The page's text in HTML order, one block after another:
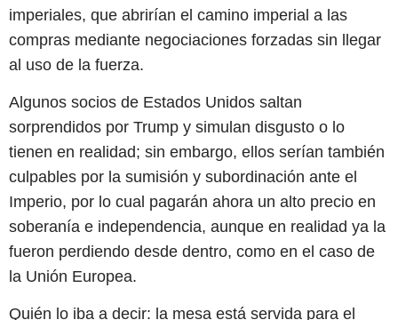
imperiales, que abrirían el camino imperial a las
compras mediante negociaciones forzadas sin llegar
al uso de la fuerza.
Algunos socios de Estados Unidos saltan
sorprendidos por Trump y simulan disgusto o lo
tienen en realidad; sin embargo, ellos serían también
culpables por la sumisión y subordinación ante el
Imperio, por lo cual pagarán ahora un alto precio en
soberanía e independencia, aunque en realidad ya la
fueron perdiendo desde dentro, como en el caso de
la Unión Europea.
Quién lo iba a decir: la mesa está servida para el